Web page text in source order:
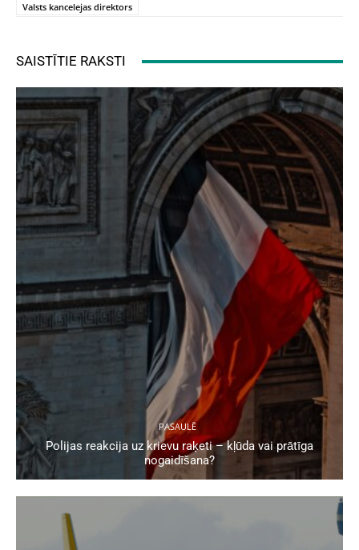
Valsts kancelejas direktors
SAISTĪTIE RAKSTI
PASAULĒ
Polijas reakcija uz krievu raķeti – kļūda vai prātīga
nogaidīšana?